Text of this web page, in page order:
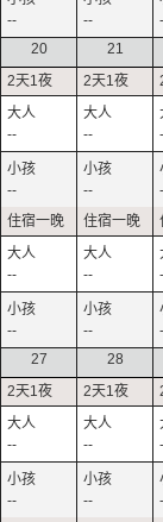
-- --
20
--
--
--
--
21
--
--
--
--
27
--
--
28
--
--